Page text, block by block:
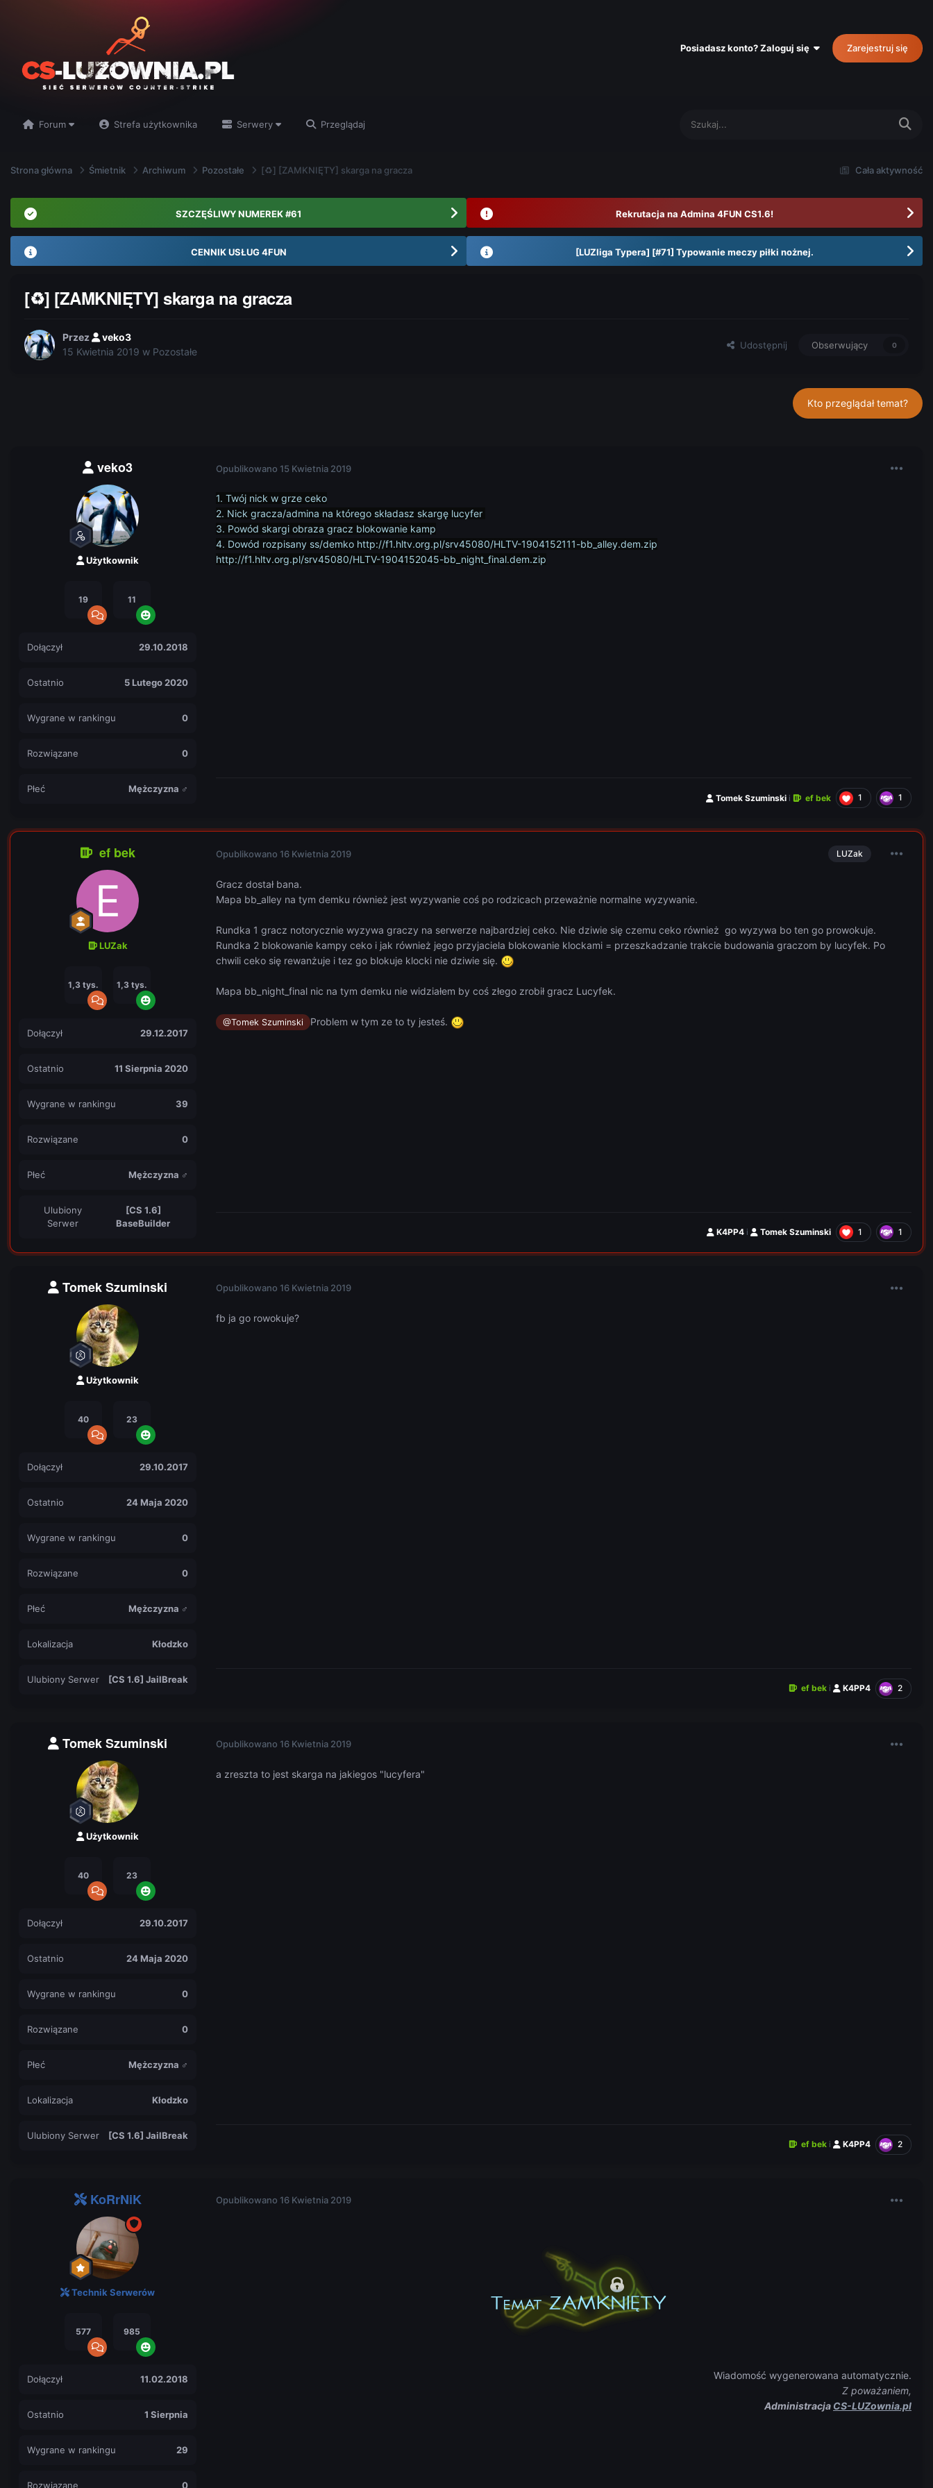
Posiadasz konto? Zaloguj się Zarejestruj się
Forum Strefa użytkownika Serwery Przeglądaj
Cała aktywność
Strona główna Śmietnik Archiwum Pozostałe [♻] [ZAMKNIĘTY] skarga na gracza
SZCZĘŚLIWY NUMEREK #61 Rekrutacja na Admina 4FUN CS1.6!
CENNIK USŁUG 4FUN [LUZliga Typera] [#71] Typowanie meczy piłki nożnej.
[♻] [ZAMKNIĘTY] skarga na gracza
Przez
veko3
15 Kwietnia 2019 w Pozostałe
Udostępnij Obserwujący 0
Kto przeglądał temat?
veko3
Użytkownik
19 11
Dołączył 29.10.2018
Ostatnio 5 Lutego 2020
Wygrane w rankingu 0
Rozwiązane 0
Płeć Mężczyzna ♂
Opublikowano 15 Kwietnia 2019
1. Twój nick w grze ceko
2. Nick gracza/admina na którego składasz skargę lucyfer
3. Powód skargi obraza gracz blokowanie kamp
4. Dowód rozpisany ss/demko http://f1.hltv.org.pl/srv45080/HLTV-1904152111-bb_alley.dem.zip
http://f1.hltv.org.pl/srv45080/HLTV-1904152045-bb_night_final.dem.zip
Tomek Szuminski i ef bek 1 1
ef bek
LUZak
1,3 tys. 1,3 tys.
Dołączył 29.12.2017
Ostatnio 11 Sierpnia 2020
Wygrane w rankingu 39
Rozwiązane 0
Płeć Mężczyzna ♂
Ulubiony
Serwer
[CS 1.6]
BaseBuilder
LUZak
Opublikowano 16 Kwietnia 2019
Gracz dostał bana.
Mapa bb_alley na tym demku również jest wyzywanie coś po rodzicach przeważnie normalne wyzywanie.
Rundka 1 gracz notorycznie wyzywa graczy na serwerze najbardziej ceko. Nie dziwie się czemu ceko również go wyzywa bo ten go prowokuje.
Rundka 2 blokowanie kampy ceko i jak również jego przyjaciela blokowanie klockami = przeszkadzanie trakcie budowania graczom by lucyfek. Po
chwili ceko się rewanżuje i tez go blokuje klocki nie dziwie się.
Mapa bb_night_final nic na tym demku nie widziałem by coś złego zrobił gracz Lucyfek.
@Tomek Szuminski Problem w tym ze to ty jesteś.
K4PP4 i Tomek Szuminski 1 1
Tomek Szuminski
Użytkownik
40 23
Dołączył 29.10.2017
Ostatnio 24 Maja 2020
Wygrane w rankingu 0
Rozwiązane 0
Płeć Mężczyzna ♂
Lokalizacja Kłodzko
Ulubiony Serwer [CS 1.6] JailBreak
Opublikowano 16 Kwietnia 2019
fb ja go rowokuje?
ef bek i K4PP4 2
Tomek Szuminski
Użytkownik
40 23
Dołączył 29.10.2017
Ostatnio 24 Maja 2020
Wygrane w rankingu 0
Rozwiązane 0
Płeć Mężczyzna ♂
Lokalizacja Kłodzko
Ulubiony Serwer [CS 1.6] JailBreak
Opublikowano 16 Kwietnia 2019
a zreszta to jest skarga na jakiegos "lucyfera"
ef bek i K4PP4 2
KoRrNiK
Technik Serwerów
577 985
Dołączył 11.02.2018
Ostatnio 1 Sierpnia
Wygrane w rankingu 29
Rozwiązane 0
Opublikowano 16 Kwietnia 2019
Wiadomość wygenerowana automatycznie.
Z poważaniem,
Administracja CS-LUZownia.pl